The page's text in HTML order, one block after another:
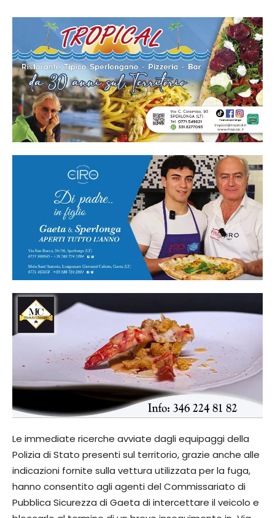
Le immediate ricerche avviate dagli equipaggi della
Polizia di Stato presenti sul territorio, grazie anche alle
indicazioni fornite sulla vettura utilizzata per la fuga,
hanno consentito agli agenti del Commissariato di
Pubblica Sicurezza di Gaeta di intercettare il veicolo e